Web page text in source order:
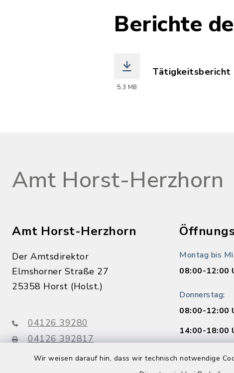
Wir weisen darauf hin, dass wir technisch notwendige
Berichte
5,3 MB
Tätigkeitsbericht
Amt Horst-Herzhorn
Amt Horst-Herzhorn
Der Amtsdirektor
Elmshorner Straße 27
25358 Horst (Holst.)
04126 39280
04126 392817
info@amt-horst-herzhorn.de
Montag bis
08:00-12:00
Donnerstag:
08:00-12:00
14:00-18:00
Freitag:
08:00-12:00